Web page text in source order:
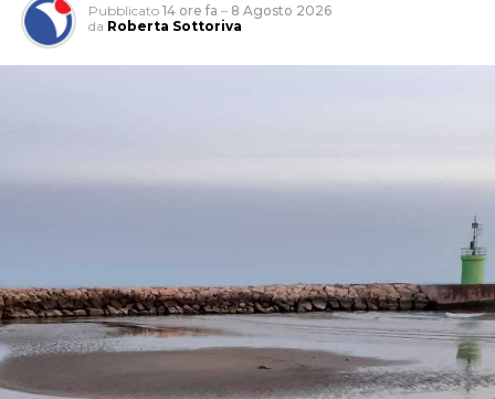
Pubblicato 14 ore fa – 8 Agosto 2026
da Roberta Sottoriva